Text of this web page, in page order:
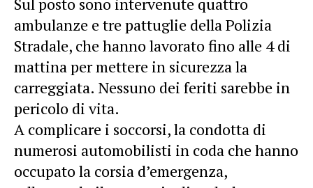
ambulanze e tre pattuglie della Polizia
Stradale, che hanno lavorato fino alle 4 di
mattina per mettere in sicurezza la
carreggiata. Nessuno dei feriti sarebbe in
pericolo di vita.
A complicare i soccorsi, la condotta di
numerosi automobilisti in coda che hanno
occupato la corsia d’emergenza,